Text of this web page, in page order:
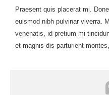
Praesent quis placerat mi.
euismod nibh pulvinar viverra.
venenatis, id pretium mi
et magnis dis parturient